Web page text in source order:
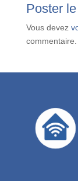
Poster
Vous devez
commentaire.